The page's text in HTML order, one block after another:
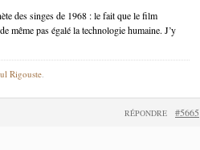
des singes de 1968 : le fait que le film
même pas égalé la technologie humaine. J’y
Rigouste
#5665
RÉPONDRE